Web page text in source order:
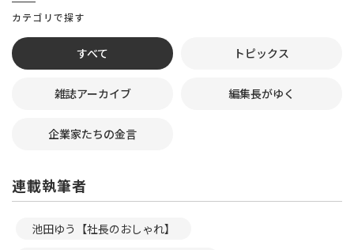
カテゴリで探す
すべて トピックス
雑誌アーカイブ 編集長がゆく
企業家たちの金言
連載執筆者
池田ゆう【社長のおしゃれ】